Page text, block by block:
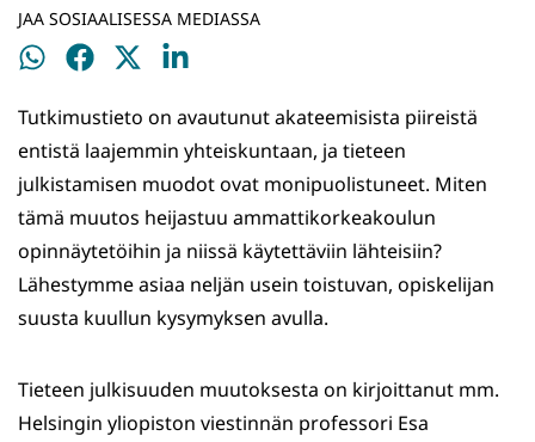
JAA SOSIAALISESSA MEDIASSA
Jaa
Jaa
Jaa
Jaa
Tutkimustieto on avautunut akateemisista piireistä
entistä laajemmin yhteiskuntaan, ja tieteen
julkistamisen muodot ovat monipuolistuneet. Miten
tämä muutos heijastuu ammattikorkeakoulun
opinnäytetöihin ja niissä käytettäviin lähteisiin?
Lähestymme asiaa neljän usein toistuvan, opiskelijan
suusta kuullun kysymyksen avulla.
Tieteen julkisuuden muutoksesta on kirjoittanut mm.
Helsingin yliopiston viestinnän professori Esa